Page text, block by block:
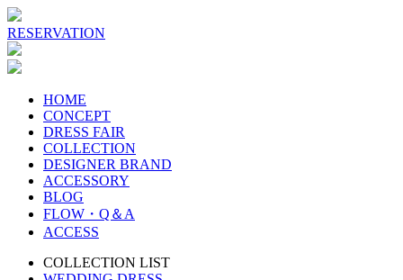
RESERVATION
HOME
CONCEPT
DRESS FAIR
COLLECTION
DESIGNER BRAND
ACCESSORY
BLOG
FLOW・Q＆A
ACCESS
COLLECTION LIST